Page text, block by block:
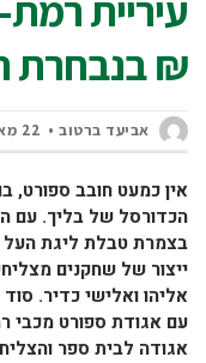
₪ בנבחרת
אביעד ברטוב 22 מאי, 2019
אין כמעט חובב ספורט,
בצמרת טבלת ליגת העל
ייצור של שחקנים
אליהו ואלישי כדיר.
עם אגודת ספורט מכבי
אגודה לבית ספר